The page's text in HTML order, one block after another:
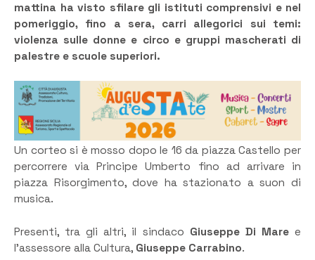
mattina ha visto sfilare gli istituti comprensivi e nel
pomeriggio, fino a sera, carri allegorici sui temi:
violenza sulle donne e circo e gruppi mascherati di
palestre e scuole superiori.
Un corteo si è mosso dopo le 16 da piazza Castello per
percorrere via Principe Umberto fino ad arrivare in
piazza Risorgimento, dove ha stazionato a suon di
musica.
Presenti, tra gli altri, il sindaco Giuseppe Di Maree
l’assessore alla Cultura, Giuseppe Carrabino.